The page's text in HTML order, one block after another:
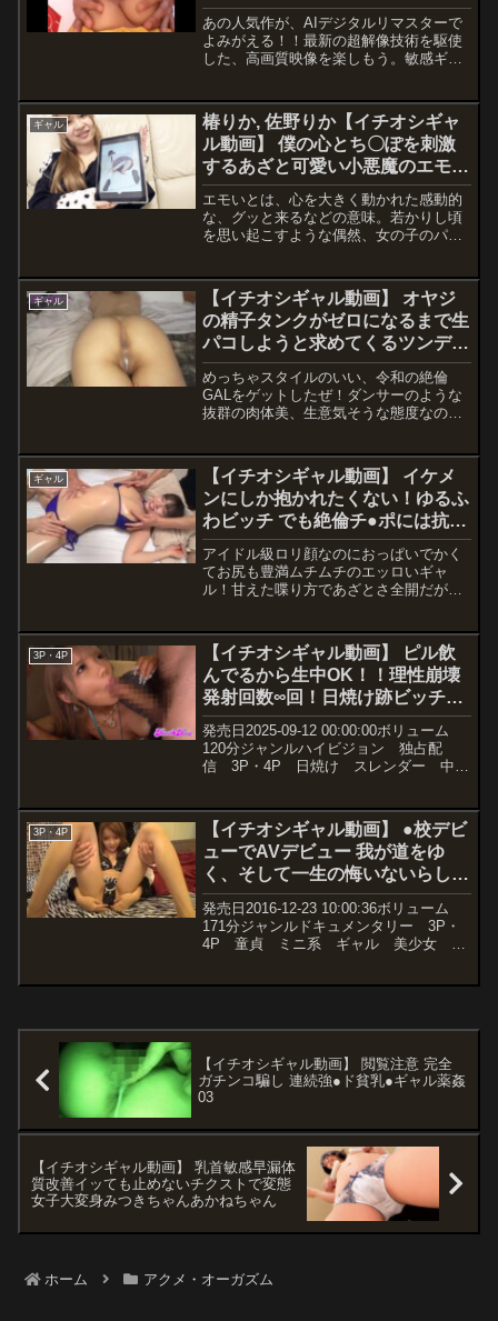
榎本らん
あの人気作が、AIデジタルリマスターで
よみがえる！！最新の超解像技術を駆使
した、高画質映像を楽しもう。敏感ギャ
ンと舌上発射大連発！特技はどこででも
●られる事、経験人数は20人（本人曰く
普通だとか）という、まさにNG（日本の
ギャル）・ラン。しかしザーメンは嫌い
で頼まれて仕方なく精飲したことがある
が、舌上発射は初めて……。公衆トイレ
でのフェラ＆舌上発射まではさすがに性
に奔放なギャルらしく難なくこなすが、
超敏感マ●コだという事が判明。指マン
での大量潮吹き後、舌を使っての丹念な
フェラを見せてくれる。好きな体位の一
つである●バックでガンガン突かれれば
甲高い声で喘ぎっぱなし。舌上発射＆根
性のごっくんで〆。そして驚くべきは玩
具責め編。バイブ挿入されて即潮を噴射
したかと思えば、挿入されるたびに失禁
を見せてくれる！ クライマックスのセッ
クス＆連続舌上発射編では終始放心状態
になりながらも大量ザーメンを舌で受け
止め、ごっくんで〆！
ギャル
椿りか, 佐野りか【イチオシギャ
ル動画】 僕の心とち〇ぽを刺激
するあざと可愛い小悪魔のエモい
パンチラとSEX
エモいとは、心を大きく動かれた感動的
な、グッと来るなどの意味。若かりし頃
を思い起こすような偶然、女の子のパン
れて、見る側、見せる側共に興奮してし
まいSEXまで至っていく、小悪魔美少女
の誘惑妄想シチュエーション。
ギャル
【イチオシギャル動画】 オヤジ
の精子タンクがゼロになるまで生
パコしようと求めてくるツンデレ
ギャルをGET！超絶スタイルの淫
乱BODYが中出しおねだり天国！
めっちゃスタイルのいい、令和の絶倫
GALをゲットしたぜ！ダンサーのような
抜群の肉体美、生意気そうな態度なの
「もっと、もっと！」とおねだりが止ま
りましぇ～ん！こんな可愛いGALに精子
求められたら、おじさんの精子タンクが
ゼロになるまで出し尽くしてやる！計10
発の中出し報告！----------------------------------
------------------------------------【SEXYピック
アップキャンペーン プレゼント概要】
2025年6月20日（金） 10:00 ～ 2025年7
50％OFF第○弾】の表記がついた商品を
購入すると購入点数に応じて特典動画を
プレゼント。購入点数やエントリー登録
などキャンペーンの詳細は、特設ページ
でご確認ください。【注意事項】・プレ
ゼントを受け取るにはキャンペーン期間
中に特設ページでエントリーが必要で
す。・キャンペーン期間中、第○弾ごと
--------------------------------------------------------
ギャル
【イチオシギャル動画】 イケメ
ンにしか抱かれたくない！ゆるふ
わビッチ でも絶倫チ●ポには抗え
ずヨダレ垂らしてイっちゃった
よ…
アイドル級ロリ顔なのにおっぱいでかく
てお尻も豊満ムチムチのエッロいギャ
ル！甘えた喋り方であざとさ全開だが、
膣内トロトロになるまでイカされて巨根
をブチ込まれるとヨダレ垂らしてチ●ポ
に完全屈服！
3P・4P
【イチオシギャル動画】 ピル飲
んでるから生中OK！！理性崩壊
発射回数∞回！日焼け跡ビッチ中
出しパーリー！！ ノアちゃん
（22）
発売日2025-09-12 00:00:00ボリューム
120分ジャンルハイビジョン 独占配
信 3P・4P 日焼け スレンダー 中出
価...
3P・4P
【イチオシギャル動画】 ●校デビ
ューでAVデビュー 我が道をゆ
く、そして一生の悔いないらしい
WWW 意識低い系ヤンキーとガチ
ハメ密着ドキュメント
発売日2016-12-23 10:00:36ボリューム
171分ジャンルドキュメンタリー 3P・
4P 童貞 ミニ系 ギャル 美少女 ハ
【イチオシギャル動画】 閲覧注意 完全
ガチンコ騙し 連続強●ド貧乳●ギャル薬姦
03
【イチオシギャル動画】 乳首敏感早漏体
質改善イッても止めないチクストで変態
女子大変身みつきちゃんあかねちゃん
ホーム アクメ・オーガズム